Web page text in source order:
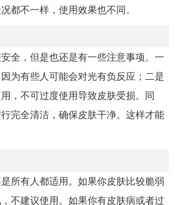
都不一样，使用效果也不同。
全，但是也还是有一些注意事项。一
为有些人可能会对光有负反应；二是
，不可过度使用导致皮肤受损。同
完全清洁，确保皮肤干净。这样才能
所有人都适用。如果你皮肤比较脆弱
不建议使用。如果你有皮肤病或者过